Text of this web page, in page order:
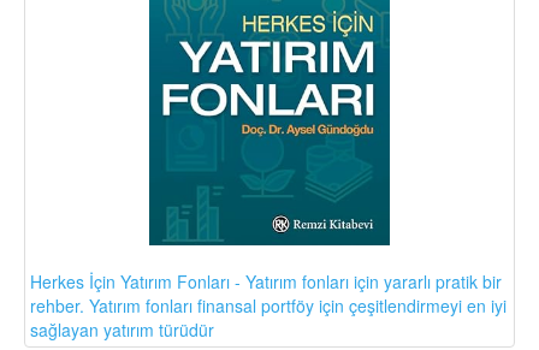
Herkes İçin Yatırım Fonları - Yatırım fonları için yararlı pratik bir
rehber. Yatırım fonları finansal portföy için çeşitlendirmeyi en iyi
sağlayan yatırım türüdür